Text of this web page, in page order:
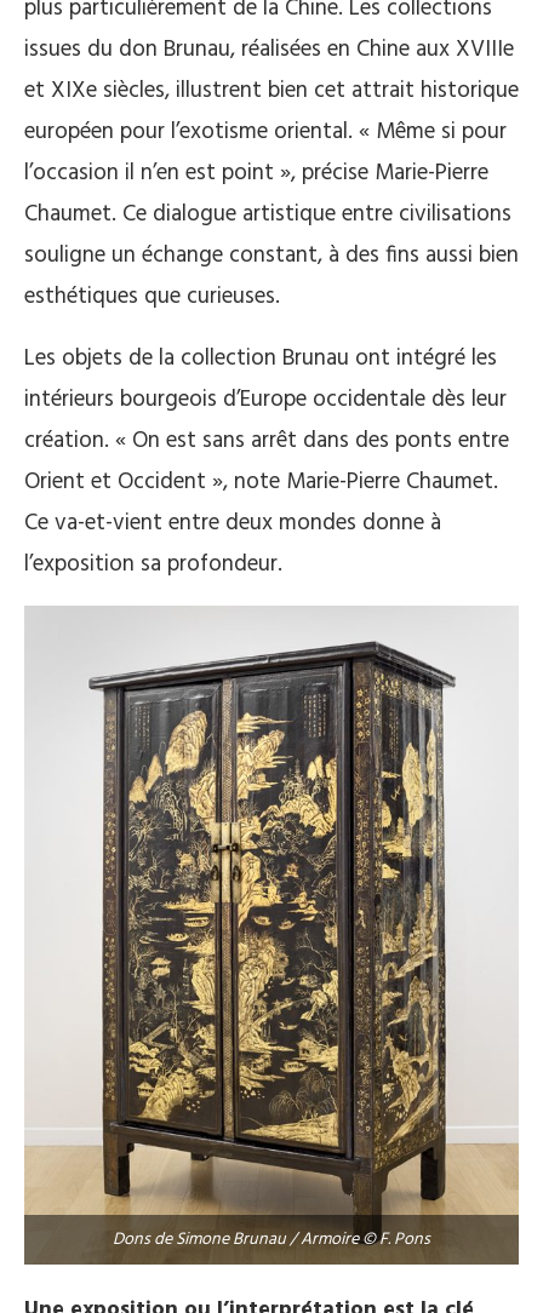
plus particulièrement de la Chine. Les collections
issues du don Brunau, réalisées en Chine aux XVIIIe
et XIXe siècles, illustrent bien cet attrait historique
européen pour l’exotisme oriental. « Même si pour
l’occasion il n’en est point », précise Marie-Pierre
Chaumet. Ce dialogue artistique entre civilisations
souligne un échange constant, à des fins aussi bien
esthétiques que curieuses.
Les objets de la collection Brunau ont intégré les
intérieurs bourgeois d’Europe occidentale dès leur
création. « On est sans arrêt dans des ponts entre
Orient et Occident », note Marie-Pierre Chaumet.
Ce va-et-vient entre deux mondes donne à
l’exposition sa profondeur.
Dons de Simone Brunau / Armoire © F. Pons